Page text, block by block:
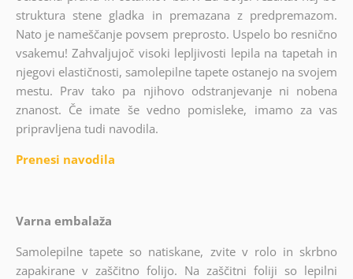
struktura stene gladka in premazana z predpremazom.
Nato je nameščanje povsem preprosto. Uspelo bo resnično
vsakemu! Zahvaljujoč visoki lepljivosti lepila na tapetah in
njegovi elastičnosti, samolepilne tapete ostanejo na svojem
mestu. Prav tako pa njihovo odstranjevanje ni nobena
znanost. Če imate še vedno pomisleke, imamo za vas
pripravljena tudi navodila.
Prenesi navodila
Varna embalaža
Samolepilne tapete so natiskane, zvite v rolo in skrbno
zapakirane v zaščitno folijo. Na zaščitni foliji so lepilni